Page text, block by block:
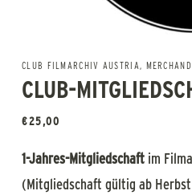
CLUB FILMARCHIV AUSTRIA,
CLUB-
€25,00
1-Jahres-Mitgliedschaft im
(Mitgliedschaft gültig ab